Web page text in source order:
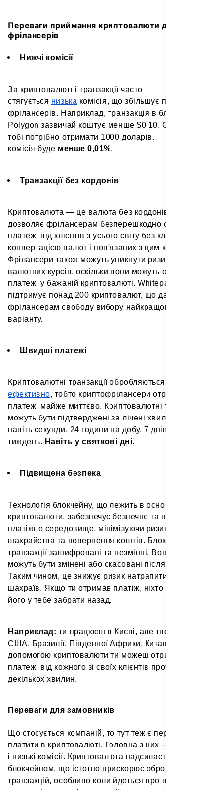
Переваги приймання криптовалюти для
фрілансерів
Нижчі комісії
За криптовалютні транзакції часто
стягується низька комісія, що збільшує прибуток
фрілансерів. Наприклад, транзакція в блокчейні
Polygon зазвичай коштує менше $0,10. Отже, якщо
тобі потрібно отримати 1000 доларів,
комісія буде менше 0,01%.
Транзакції без кордонів
Криптовалюта — це валюта без кордонів, що
дозволяє фрілансерам безперешкодно отримувати
платежі від клієнтів з усього світу без клопоту з
конвертацією валют і пов'язаних з цим комісій.
Фрілансери також можуть уникнути ризику коливань
валютних курсів, оскільки вони можуть отримувати
платежі у бажаній криптовалюті. Whitepay
підтримує понад 200 криптовалют, що дає
фрілансерам свободу вибору найкращого для них
варіанту.
Швидші платежі
Криптовалютні транзакції обробляються
ефективно, тобто криптофрілансери отримують
платежі майже миттєво. Криптовалютні транзакції
можуть бути підтверджені за лічені хвилини або
навіть секунди, 24 години на добу, 7 днів на
тиждень. Навіть у святкові дні.
Підвищена безпека
Технологія блокчейну, що лежить в основі
криптовалюти, забезпечує безпечне та прозоре
платіжне середовище, мінімізуючи ризик
шахрайства та повернення коштів. Блокчейн-
транзакції зашифровані та незмінні. Вони не
можуть бути змінені або скасовані після їх запису.
Таким чином, це знижує ризик натрапити на
шахраїв. Якщо ти отримав платіж, ніхто не може
його у тебе забрати назад.
Наприклад: ти працюєш в Києві, але твої клієнти з
США, Бразилії, Південної Африки, Китаю та Індії. За
допомогою криптовалюти ти можеш отримувати
платежі від кожного зі своїх клієнтів протягом
декількох хвилин.
Переваги для замовників
Що стосується компаній, то тут теж є переваги
платити в криптовалюті. Головна з них — швидкість
і низькі комісії. Криптовалюта надсилається
блокчейном, що істотно прискорює обробку
транзакцій, особливо коли йдеться про великі суми